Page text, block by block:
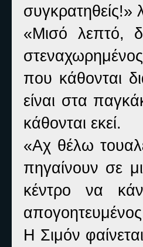
συγκρατηθείς!»
«Μισό λεπτό,
που κάθονται
είναι στα
κάθονται εκεί.
«Αχ θέλω
πηγαίνουν σε
κέντρο να
Η Σιμόν